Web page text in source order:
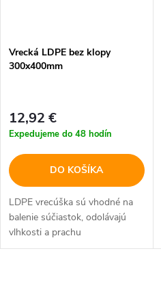
Vrecká LDPE bez klopy
300x400mm
12,92 €
Expedujeme do 48 hodín
DO KOŠÍKA
LDPE vrecúška sú vhodné na
balenie súčiastok, odolávajú
vlhkosti a prachu